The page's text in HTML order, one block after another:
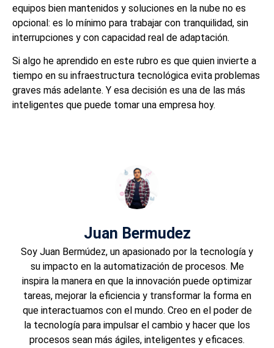
equipos bien mantenidos y soluciones en la nube no es
opcional: es lo mínimo para trabajar con tranquilidad, sin
interrupciones y con capacidad real de adaptación.
Si algo he aprendido en este rubro es que quien invierte a
tiempo en su infraestructura tecnológica evita problemas
graves más adelante. Y esa decisión es una de las más
inteligentes que puede tomar una empresa hoy.
Juan Bermudez
Soy Juan Bermúdez, un apasionado por la tecnología y
su impacto en la automatización de procesos. Me
inspira la manera en que la innovación puede optimizar
tareas, mejorar la eficiencia y transformar la forma en
que interactuamos con el mundo. Creo en el poder de
la tecnología para impulsar el cambio y hacer que los
procesos sean más ágiles, inteligentes y eficaces.